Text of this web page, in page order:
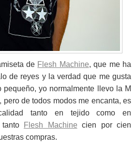
de Flesh Machine, que me ha
de reyes y la verdad que me gusta
pequeño, yo normalmente llevo la M
pero de todos modos me encanta, es
tanto en tejido como en
Flesh Machine cien por cien
compras.